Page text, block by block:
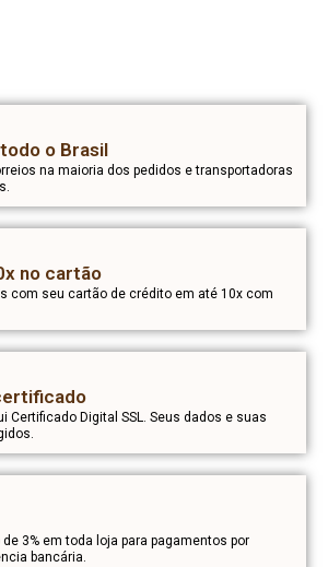
o Brasil
na maioria dos pedidos e transportadoras
no cartão
com seu cartão de crédito em até 10x com
Certificado Digital SSL. Seus dados e suas
3% em toda loja para pagamentos por
bancária.